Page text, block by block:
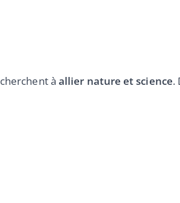
cherchent à allier nature et science.